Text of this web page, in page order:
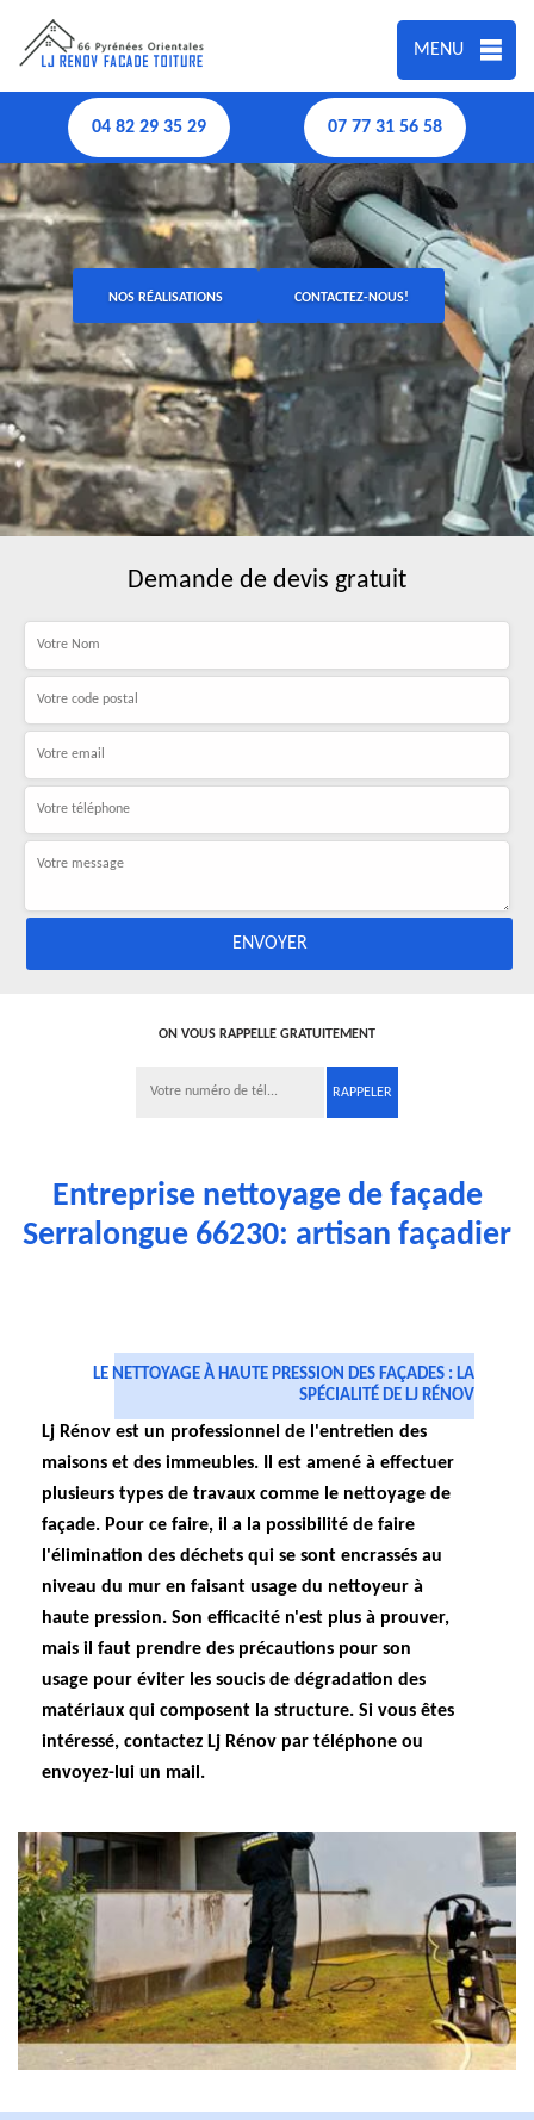
MENU
04 82 29 35 29 07 77 31 56 58
NOS RÉALISATIONS CONTACTEZ-NOUS!
Demande de devis gratuit
ON VOUS RAPPELLE GRATUITEMENT
Entreprise nettoyage de façade
Serralongue 66230: artisan façadier
LE NETTOYAGE À HAUTE PRESSION DES FAÇADES : LA
SPÉCIALITÉ DE LJ RÉNOV
Lj Rénov est un professionnel de l'entretien des
maisons et des immeubles. Il est amené à effectuer
plusieurs types de travaux comme le nettoyage de
façade. Pour ce faire, il a la possibilité de faire
l'élimination des déchets qui se sont encrassés au
niveau du mur en faisant usage du nettoyeur à
haute pression. Son efficacité n'est plus à prouver,
mais il faut prendre des précautions pour son
usage pour éviter les soucis de dégradation des
matériaux qui composent la structure. Si vous êtes
intéressé, contactez Lj Rénov par téléphone ou
envoyez-lui un mail.